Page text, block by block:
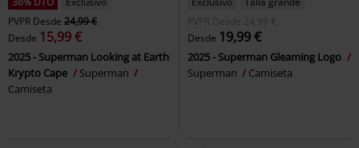
PVPR Desde 24,99 €
Desde 15,99 €
2025 - Superman Looking at Earth
Krypto Cape
Superman
Camiseta
PVPR
Desde 24,99 €
Desde 19,99 €
2025 - Superman Gleaming Logo
Superman
Camiseta